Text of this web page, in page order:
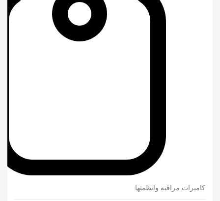
كاميرات مراقبه وانظمتها